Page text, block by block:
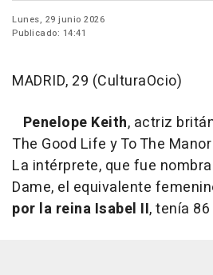
Lunes, 29 junio 2026
Publicado: 14:41
MADRID, 29 (CulturaOcio)
Penelope Keith, actriz
The Good Life y To The
La intérprete, que fue
Dame, el equivalente
por la reina Isabel II, tenía